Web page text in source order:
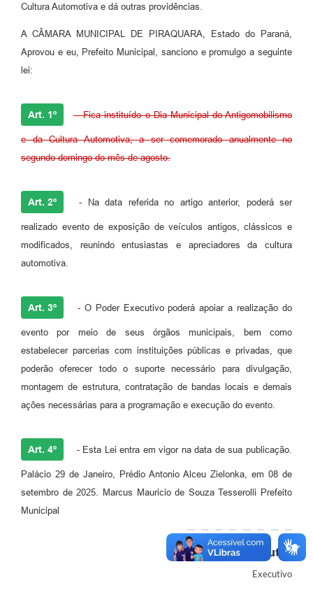
Cultura Automotiva e dá outras providências.
A CÂMARA MUNICIPAL DE PIRAQUARA, Estado do Paraná,
Aprovou e eu, Prefeito Municipal, sanciono e promulgo a seguinte
lei:
Art. 1º - Fica instituído o Dia Municipal do Antigomobilismo
e da Cultura Automotiva, a ser comemorado anualmente no
segundo domingo do mês de agosto.
Art. 2º - Na data referida no artigo anterior, poderá ser
realizado evento de exposição de veículos antigos, clássicos e
modificados, reunindo entusiastas e apreciadores da cultura
automotiva.
Art. 3º - O Poder Executivo poderá apoiar a realização do
evento por meio de seus órgãos municipais, bem como
estabelecer parcerias com instituições públicas e privadas, que
poderão oferecer todo o suporte necessário para divulgação,
montagem de estrutura, contratação de bandas locais e demais
ações necessárias para a programação e execução do evento.
Art. 4º - Esta Lei entra em vigor na data de sua publicação.
Palácio 29 de Janeiro, Prédio Antonio Alceu Zielonka, em 08 de
setembro de 2025. Marcus Mauricio de Souza Tesserolli Prefeito
Municipal
Autor
Executivo